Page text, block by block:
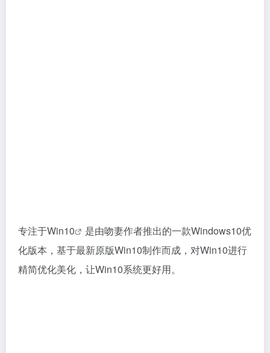
专注于Win10
是由吻妻作者推出的一款Windows10优
化版本，基于最新原版Win10制作而成，对Win10进行
精简优化美化，让Win10系统更好用。